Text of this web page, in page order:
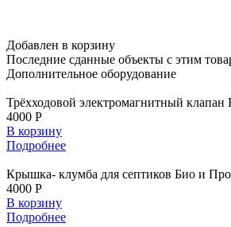
Добавлен в корзину
Последние сданные объекты с этим
Дополнительное оборудование
Трёхходовой электромагнитный клапан
4000 Р
В корзину
Подробнее
Крышка- клумба для септиков Био и
4000 Р
В корзину
Подробнее